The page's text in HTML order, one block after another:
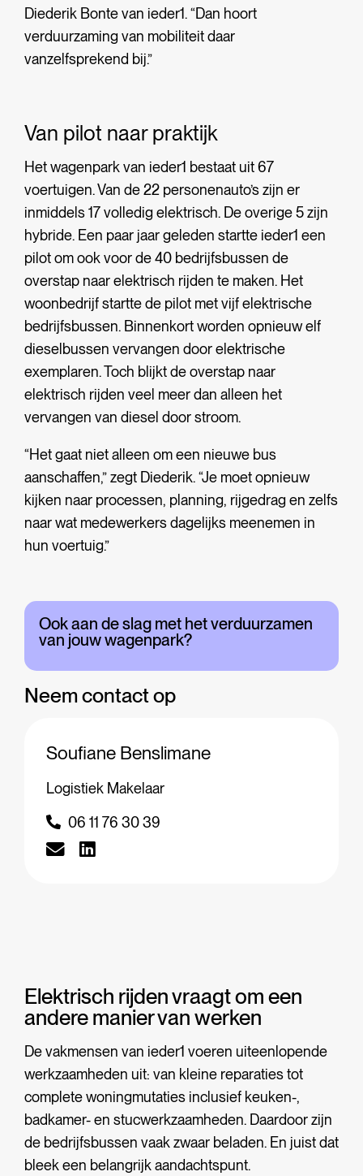
Diederik Bonte van ieder1. “Dan hoort
verduurzaming van mobiliteit daar
vanzelfsprekend bij.”
Van pilot naar praktijk
Het wagenpark van ieder1 bestaat uit 67
voertuigen. Van de 22 personenauto’s zijn er
inmiddels 17 volledig elektrisch. De overige 5 zijn
hybride. Een paar jaar geleden startte ieder1 een
pilot om ook voor de 40 bedrijfsbussen de
overstap naar elektrisch rijden te maken. Het
woonbedrijf startte de pilot met vijf elektrische
bedrijfsbussen. Binnenkort worden opnieuw elf
dieselbussen vervangen door elektrische
exemplaren. Toch blijkt de overstap naar
elektrisch rijden veel meer dan alleen het
vervangen van diesel door stroom.
“Het gaat niet alleen om een nieuwe bus
aanschaffen,” zegt Diederik. “Je moet opnieuw
kijken naar processen, planning, rijgedrag en zelfs
naar wat medewerkers dagelijks meenemen in
hun voertuig.”
Ook aan de slag met het verduurzamen
van jouw wagenpark?
Neem contact op
Soufiane Benslimane
Logistiek Makelaar
06 11 76 30 39
Elektrisch rijden vraagt om een
andere manier van werken
De vakmensen van ieder1 voeren uiteenlopende
werkzaamheden uit: van kleine reparaties tot
complete woningmutaties inclusief keuken-,
badkamer- en stucwerkzaamheden. Daardoor zijn
de bedrijfsbussen vaak zwaar beladen. En juist dat
bleek een belangrijk aandachtspunt.